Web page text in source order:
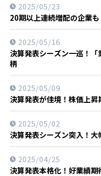
20期以上連続増配の企業
2025/05/23
決算発表シーズン一巡！
柄
2025/05/16
決算発表が佳境！株価上
2025/05/09
決算発表シーズン突入！
2025/05/02
決算発表本格化！好業績期
2025/04/25